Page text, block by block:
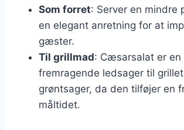
Som forret: Server en mindre
en elegant anretning for at
gæster.
Til grillmad: Cæsarsalat er en
fremragende ledsager til
grøntsager, da den tilføjer en
måltidet.